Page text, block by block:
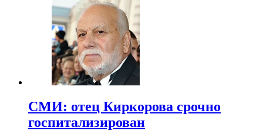
СМИ: отец Киркорова срочно
госпитализирован